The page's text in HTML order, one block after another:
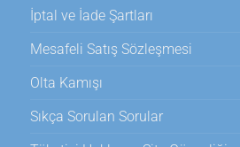
İptal ve İade Şartları
Mesafeli Satış Sözleşmesi
Olta Kamışı
Sıkça Sorulan Sorular